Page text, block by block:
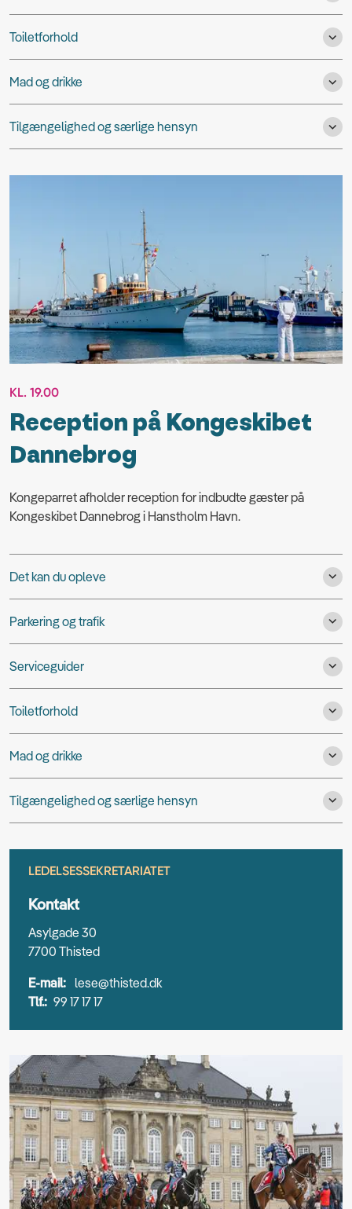
Toiletforhold
Mad og drikke
Tilgængelighed og særlige hensyn
KL. 19.00
Reception på Kongeskibet
Dannebrog
Kongeparret afholder reception for indbudte gæster på
Kongeskibet Dannebrog i Hanstholm Havn.
Det kan du opleve
Parkering og trafik
Serviceguider
Toiletforhold
Mad og drikke
Tilgængelighed og særlige hensyn
LEDELSESSEKRETARIATET
Kontakt
Asylgade 30
7700 Thisted
E-mail: lese@thisted.dk
Tlf.: 99 17 17 17